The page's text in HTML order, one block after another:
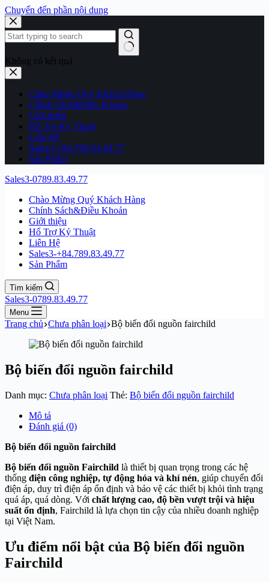
Chuyển đến phần nội dung
Không có kết quả
Chào Mừng Quý Khách Hàng
Chính Sách&Điều Khoản
Giới thiệu
Hổ Trợ Kỷ Thuật
Liên Hệ
Sales3-+84.789.83.49.77
Sản Phẩm
Sales3-0789.83.49.77
Chào Mừng Quý Khách Hàng
Chính Sách&Điều Khoản
Giới thiệu
Hổ Trợ Kỷ Thuật
Liên Hệ
Sales3-+84.789.83.49.77
Sản Phẩm
Tìm kiếm
Sales3-0789.83.49.77
Menu
Trang chủ Chưa phân loại Bộ biến đổi nguồn fairchild
Bộ biến đổi nguồn fairchild
Danh mục: Chưa phân loại Thẻ: Bộ biến đổi nguồn fairchild
Mô tả
Đánh giá (0)
Bộ biến đổi nguồn fairchild
Bộ biến đổi nguồn Fairchild là thiết bị quan trọng trong các hệ
thống điện công nghiệp, tự động hóa và khí nén, giúp chuyển đổi
điện áp, duy trì điện áp ổn định và bảo vệ các thiết bị khỏi tình trạng
quá áp, quá dòng. Với chất lượng cao, độ bền vượt trội và hiệu
suất ổn định, Fairchild là lựa chọn tin cậy của nhiều doanh nghiệp
tại Việt Nam.
Ưu điểm nổi bật của Bộ biến đổi nguồn
Fairchild